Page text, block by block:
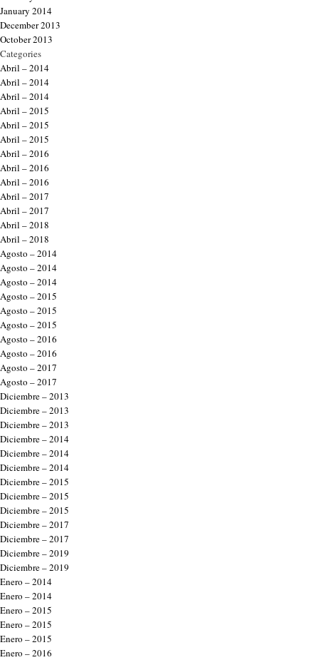
January 2014
December 2013
October 2013
Categories
Abril – 2014
Abril – 2014
Abril – 2014
Abril – 2015
Abril – 2015
Abril – 2015
Abril – 2016
Abril – 2016
Abril – 2016
Abril – 2017
Abril – 2017
Abril – 2018
Abril – 2018
Agosto – 2014
Agosto – 2014
Agosto – 2014
Agosto – 2015
Agosto – 2015
Agosto – 2015
Agosto – 2016
Agosto – 2016
Agosto – 2017
Agosto – 2017
Diciembre – 2013
Diciembre – 2013
Diciembre – 2013
Diciembre – 2014
Diciembre – 2014
Diciembre – 2014
Diciembre – 2015
Diciembre – 2015
Diciembre – 2015
Diciembre – 2017
Diciembre – 2017
Diciembre – 2019
Diciembre – 2019
Enero – 2014
Enero – 2014
Enero – 2015
Enero – 2015
Enero – 2015
Enero – 2016